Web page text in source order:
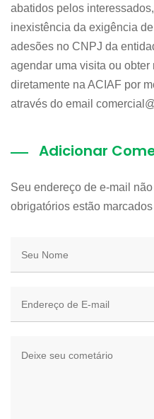
abatidos pelos
inexistência da exigência
adesões no CNPJ da
agendar uma visita ou obter
diretamente na ACIAF por
através do email
Adicionar
Seu endereço de e-mail
obrigatórios estão